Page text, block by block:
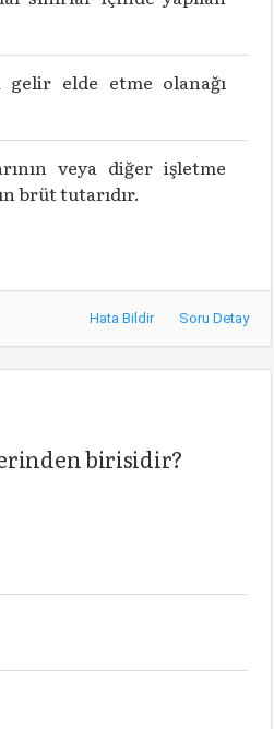
gelir elde etme olanağı
veya diğer işletme
brüt tutarıdır.
Hata Bildir Soru Detay
birisidir?